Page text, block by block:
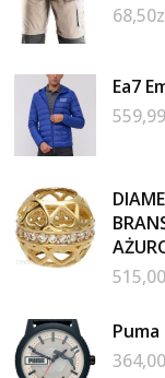
68,50
Ea7
559,99
515,00
364,00